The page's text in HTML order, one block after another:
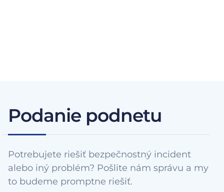
Podanie podnetu
Potrebujete riešiť bezpečnostný incident
alebo iný problém? Pošlite nám správu a my
to budeme promptne riešiť.